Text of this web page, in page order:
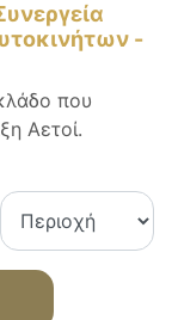
-
που
Αετοί.